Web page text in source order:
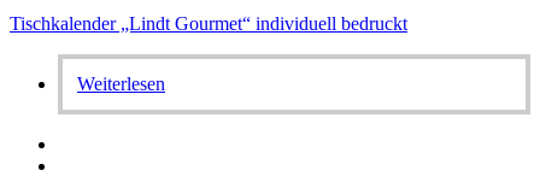
Tischkalender „Lindt Gourmet“ individuell bedruckt
Weiterlesen